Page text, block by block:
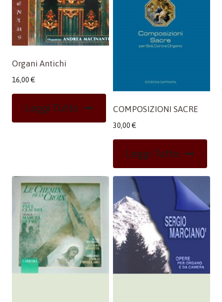
Organi Antichi
16,00 €
Leggi Tutto COMPOSIZIONI SACRE
30,00 €
Leggi Tutto